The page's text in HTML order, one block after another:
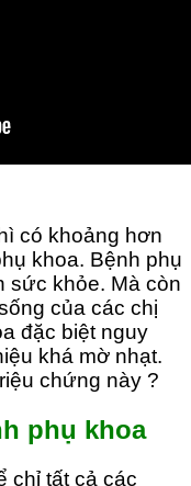
có khoảng hơn
khoa. Bệnh phụ
sức khỏe. Mà còn
của các chị
đặc biệt nguy
khá mờ nhạt.
chứng này ?
phụ khoa
chỉ tất cả các